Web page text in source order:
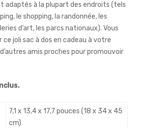
adaptés à la plupart des endroits (tels
le shopping, la randonnée, les
d’art, les parcs nationaux). Vous
joli sac à dos en cadeau à votre
amis proches pour promouvoir
7,1 x 13,4 x 17,7 pouces (18 x 34 x 45
cm)